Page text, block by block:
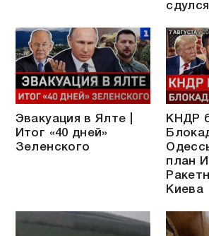
Эвакуация в Ялте |
Итог «40 дней»
Зеленского
КНДР
план
Киева